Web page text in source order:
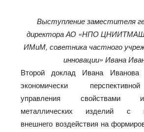
Выступление заместителя
директора АО «НПО
ИМиМ, советника частного
инновации» Ивана
Второй доклад Ивана
экономически
управления свойствами
металлических изделий с
внешнего воздействия на